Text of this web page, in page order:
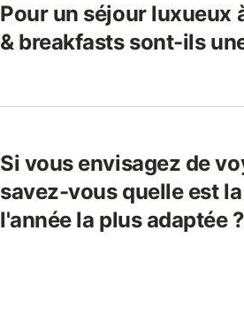
Pour un séjour luxueux
& breakfasts sont-ils
Si vous envisagez de
savez-vous quelle est
l'année la plus adaptée ?